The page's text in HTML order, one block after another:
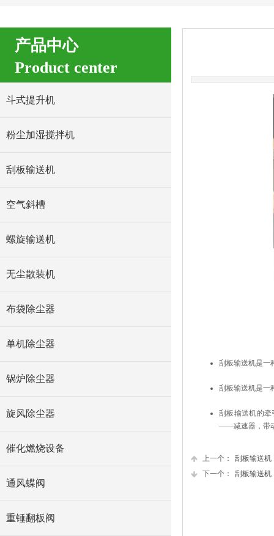
产品中心
Product center
刮板输送机是一
刮板输送机是一
刮板输送机的
——减速器，带
上一个：
刮板输送机
下一个：
刮板输送机
斗式提升机
粉尘加湿搅拌机
刮板输送机
空气斜槽
螺旋输送机
无尘散装机
布袋除尘器
单机除尘器
锅炉除尘器
旋风除尘器
催化燃烧设备
通风蝶阀
重锤翻板阀